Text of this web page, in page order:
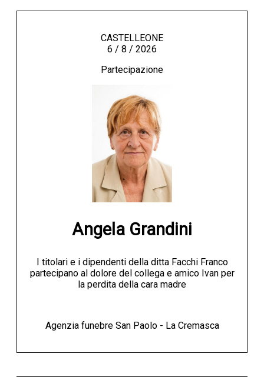
CASTELLEONE
6 / 8 / 2026
Partecipazione
Angela Grandini
I titolari e i dipendenti della ditta Facchi Franco
partecipano al dolore del collega e amico Ivan per
la perdita della cara madre
Agenzia funebre San Paolo - La Cremasca